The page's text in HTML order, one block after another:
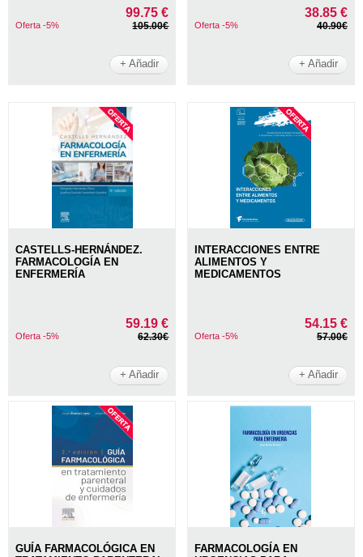
99.75 €
Oferta -5% 105.00€
+ Añadir
38.85 €
Oferta -5% 40.90€
+ Añadir
CASTELLS-HERNÁNDEZ.
FARMACOLOGÍA EN
ENFERMERÍA
59.19 €
Oferta -5% 62.30€
+ Añadir
INTERACCIONES ENTRE
ALIMENTOS Y
MEDICAMENTOS
54.15 €
Oferta -5% 57.00€
+ Añadir
GUÍA FARMACOLÓGICA EN
FARMACOLOGÍA EN